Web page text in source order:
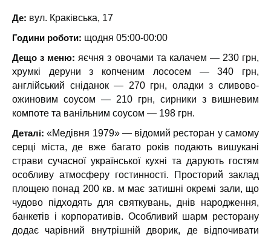
Де: вул. Краківська, 17
Години роботи: щодня 05:00-00:00
Дещо з меню: яєчня з овочами та калачем — 230 грн,
хрумкі деруни з копченим лососем — 340 грн,
англійський сніданок — 270 грн, оладки з сливово-
ожиновим соусом — 210 грн, сирники з вишневим
компоте та ванільним соусом — 198 грн.
Деталі:«Медівня 1979» — відомий ресторан у самому
серці міста, де вже багато років подають вишукані
страви сучасної української кухні та дарують гостям
особливу атмосферу гостинності. Просторий заклад
площею понад 200 кв. м має затишні окремі зали, що
чудово підходять для святкувань, днів народження,
банкетів і корпоративів. Особливий шарм ресторану
додає чарівний внутрішній дворик, де відпочивати